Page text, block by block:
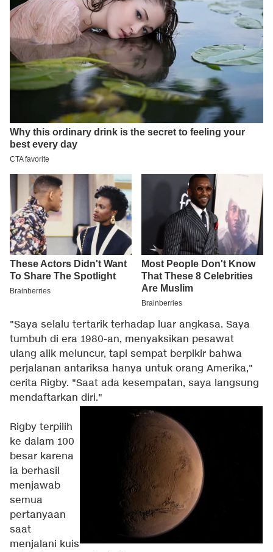
"Saya selalu tertarik terhadap luar angkasa. Saya
tumbuh di era 1980-an, menyaksikan pesawat
ulang alik meluncur, tapi sempat berpikir bahwa
perjalanan antariksa hanya untuk orang Amerika,"
cerita Rigby. "Saat ada kesempatan, saya langsung
mendaftarkan diri."
Rigby terpilih
ke dalam 100
besar karena
ia berhasil
menjawab
semua
pertanyaan
saat
menjalani kuis